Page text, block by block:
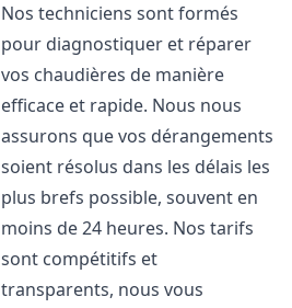
Nos techniciens sont formés
pour diagnostiquer et réparer
vos chaudières de manière
efficace et rapide. Nous nous
assurons que vos dérangements
soient résolus dans les délais les
plus brefs possible, souvent en
moins de 24 heures. Nos tarifs
sont compétitifs et
transparents, nous vous